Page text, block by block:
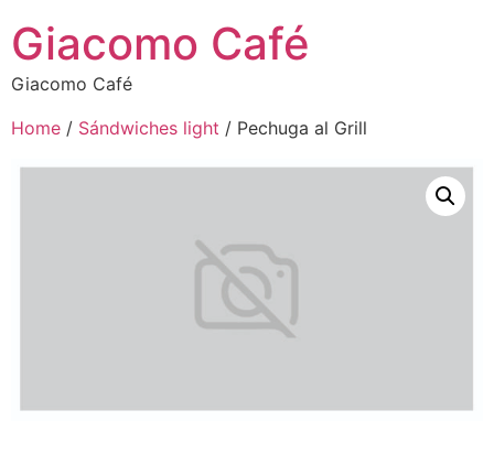
Giacomo Café
Giacomo Café
Home / Sándwiches light / Pechuga al Grill